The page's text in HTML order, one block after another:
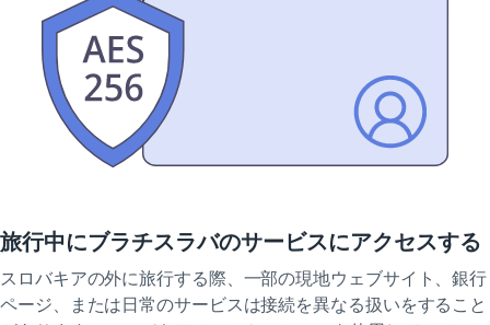
旅行中にブラチスラバのサービスにアクセスする
スロバキアの外に旅行する際、一部の現地ウェブサイト、銀行
ページ、または日常のサービスは接続を異なる扱いをすること